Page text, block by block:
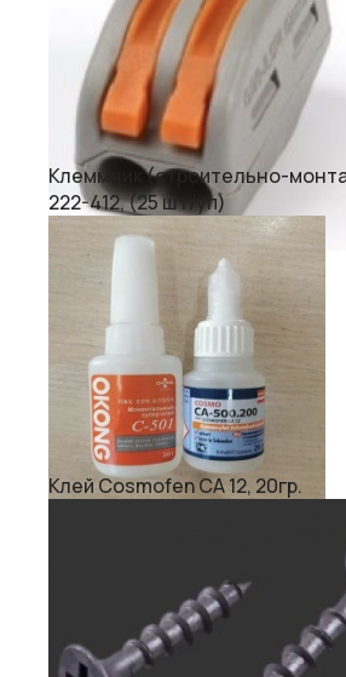
Клеммник (строительно-
222-412, (25 шт/уп)
Клей Cosmofen CA 12, 20гр.